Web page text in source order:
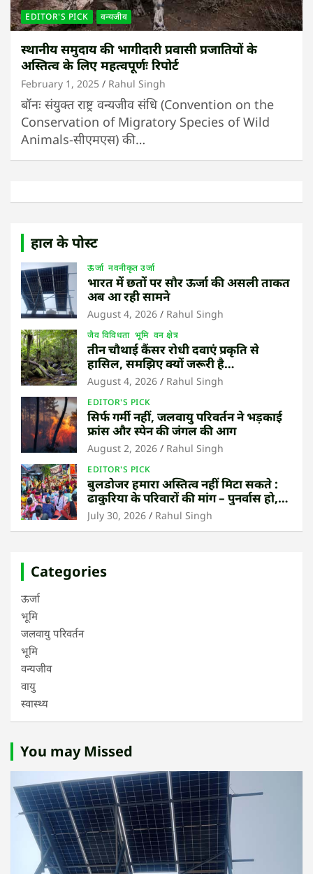
EDITOR'S PICK वन्यजीव
स्थानीय समुदाय की भागीदारी प्रवासी प्रजातियों के
अस्तित्व के लिए महत्वपूर्णः रिपोर्ट
February 1, 2025 Rahul Singh
बॉनः संयुक्त राष्ट्र वन्यजीव संधि (Convention on the
Conservation of Migratory Species of Wild
Animals-सीएमएस) की…
हाल के पोस्ट
ऊर्जा नवनीकृत उर्जा
भारत में छतों पर सौर ऊर्जा की असली ताकत
अब आ रही सामने
August 4, 2026 Rahul Singh
जैव विविधता भूमि वन क्षेत्र
तीन चौथाई कैंसर रोधी दवाएं प्रकृति से
हासिल, समझिए क्यों जरूरी है
उष्णकटिबंधीय जंगल बचाना
August 4, 2026 Rahul Singh
EDITOR'S PICK
सिर्फ गर्मी नहीं, जलवायु परिवर्तन ने भड़काई
फ्रांस और स्पेन की जंगल की आग
August 2, 2026 Rahul Singh
EDITOR'S PICK
बुलडोजर हमारा अस्तित्व नहीं मिटा सकते :
ढाकुरिया के परिवारों की मांग – पुनर्वास हो,
बेदखली नहीं
July 30, 2026 Rahul Singh
Categories
ऊर्जा
भूमि
जलवायु परिवर्तन
भूमि
वन्यजीव
वायु
स्वास्थ्य
You may Missed